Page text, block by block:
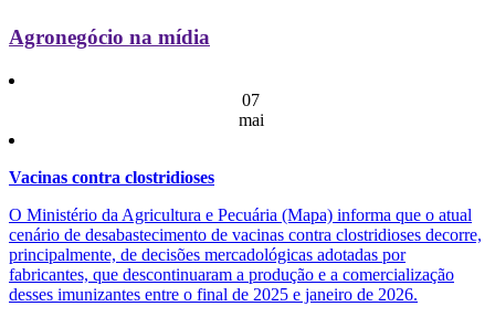
Agronegócio na mídia
07
mai
Vacinas contra clostridioses
O Ministério da Agricultura e Pecuária (Mapa) informa que o atual
cenário de desabastecimento de vacinas contra clostridioses decorre,
principalmente, de decisões mercadológicas adotadas por
fabricantes, que descontinuaram a produção e a comercialização
desses imunizantes entre o final de 2025 e janeiro de 2026.